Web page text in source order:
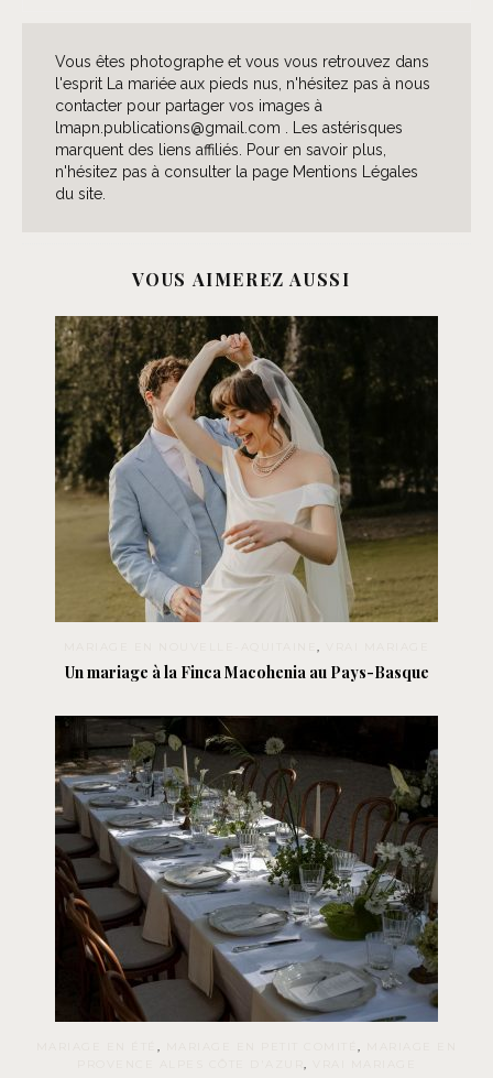
Vous êtes photographe et vous vous retrouvez dans
l'esprit La mariée aux pieds nus, n'hésitez pas à nous
contacter pour partager vos images à
lmapn.publications@gmail.com . Les astérisques
marquent des liens affiliés. Pour en savoir plus,
n'hésitez pas à consulter la page Mentions Légales
du site.
VOUS AIMEREZ AUSSI
MARIAGE EN NOUVELLE-AQUITAINE,
Un mariage à la Finca Macohenia au Pays-Basque
, MARIAGE EN PETIT COMITÉ,
,